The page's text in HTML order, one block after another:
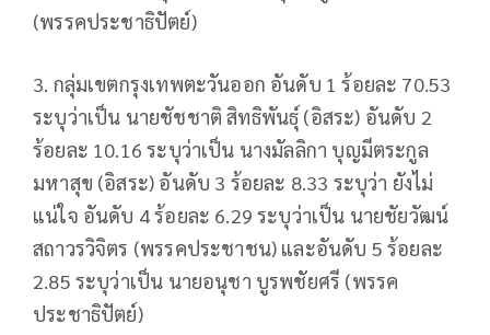
(พรรคประชาธิปัตย์)
3. กลุ่มเขตกรุงเทพตะวันออก อันดับ 1 ร้อยละ 70.53
ระบุว่าเป็น นายชัชชาติ สิทธิพันธุ์ (อิสระ) อันดับ 2
ร้อยละ 10.16 ระบุว่าเป็น นางมัลลิกา บุญมีตระกูล
มหาสุข (อิสระ) อันดับ 3 ร้อยละ 8.33 ระบุว่า ยังไม่
แน่ใจ อันดับ 4 ร้อยละ 6.29 ระบุว่าเป็น นายชัยวัฒน์
สถาวรวิจิตร (พรรคประชาชน) และอันดับ 5 ร้อยละ
2.85 ระบุว่าเป็น นายอนุชา บูรพชัยศรี (พรรค
ประชาธิปัตย์)